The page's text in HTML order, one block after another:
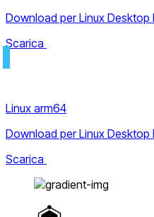
Download per Linux Desktop
Scarica
Linux arm64
Download per Linux Desktop
Scarica